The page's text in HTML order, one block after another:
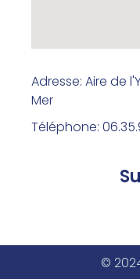
Adresse: Aire de
Mer
Téléphone:
©